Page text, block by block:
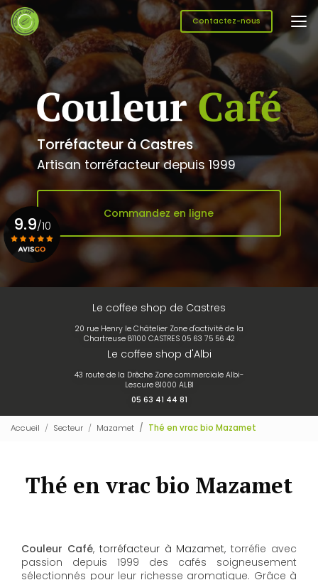
Aller
au
contenu
principal
Contactez-nous
Torréfacteur à Castres
Artisan torréfacteur depuis 1999
Commandez en ligne
Le coffee shop de Castres
20 rue Henry le Châtelier Zone d'activité de la
Chartreuse 81100 CASTRES 05 63 75 56 42
Le coffee shop d'Albi
43 route de la Drêche Zone commerciale Albi-
Lescure 81000 ALBI
05 63 41 44 81
9.9/10
Accueil Secteur Mazamet Thé en vrac bio Mazamet
Thé en vrac bio Mazamet
Couleur Café, torréfacteur à Mazamet, torréfie avec
passion depuis 1999 des cafés soigneusement
sélectionnés pour leur richesse aromatique. Grâce à